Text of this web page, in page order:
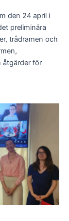
den 24 april i
preliminära
trådramen och
åtgärder för